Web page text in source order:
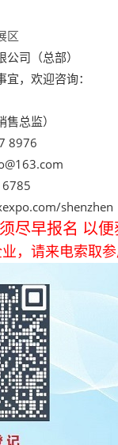
区
司（总部）
，欢迎咨询：
总监）
8976
shenzhen
尽早报名 以便
，请来电索取参